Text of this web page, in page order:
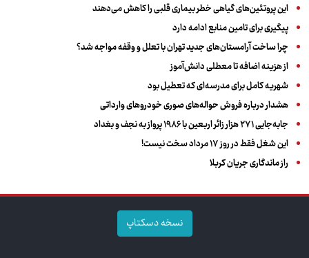
این پروتئین‌های گیاهی خطر بیماری قلبی را کاهش می‌دهند
پیگیری برای تامین منابع ادامه دارد
چرا ساخت آرامستان‌های جدید تهران با تعلل و وقفه مواجه شد؟
از هزینه اضافه تا معطلی دانش‌آموز
شهریه کامل برای مدرسه‌ای که تعطیل بود
هشدار درباره فروش حواله‌های صوری خودروهای وارداتی
جابه‌جایی ۲۷۱ هزار زائر اربعین با ۱۹۸۶ پرواز به نجف و بغداد
این شغل فقط در روز ۱۷ مرداد سخت نیست!
راز ماندگاری جریان کربلا
نسخه دسکتاپ